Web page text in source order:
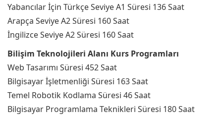
Yabancılar İçin Türkçe Seviye A1 Süresi 136 Saat
Arapça Seviye A2 Süresi 160 Saat
İngilizce Seviye A2 Süresi 160 Saat
Bilişim Teknolojileri Alanı Kurs Programları
Web Tasarımı Süresi 452 Saat
Bilgisayar İşletmenliği Süresi 163 Saat
Temel Robotik Kodlama Süresi 46 Saat
Bilgisayar Programlama Teknikleri Süresi 180 Saat